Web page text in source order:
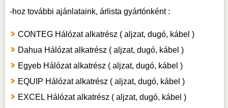
-hoz további ajánlataink, árlista gyártónként :
CONTEG Hálózat alkatrész ( aljzat, dugó, kábel )
Dahua Hálózat alkatrész ( aljzat, dugó, kábel )
Egyeb Hálózat alkatrész ( aljzat, dugó, kábel )
EQUIP Hálózat alkatrész ( aljzat, dugó, kábel )
EXCEL Hálózat alkatrész ( aljzat, dugó, kábel )